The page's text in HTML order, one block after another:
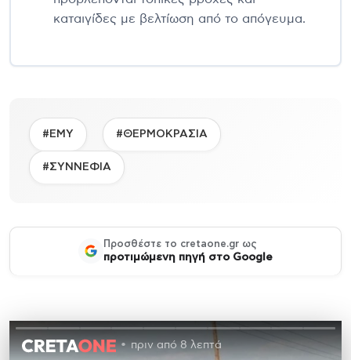
καταιγίδες με βελτίωση από το απόγευμα.
#ΕΜΥ #ΘΕΡΜΟΚΡΑΣΙΑ
#ΣΥΝΝΕΦΙΑ
Προσθέστε το cretaone.gr ως
προτιμώμενη πηγή στο Google
πριν από 8 λεπτά